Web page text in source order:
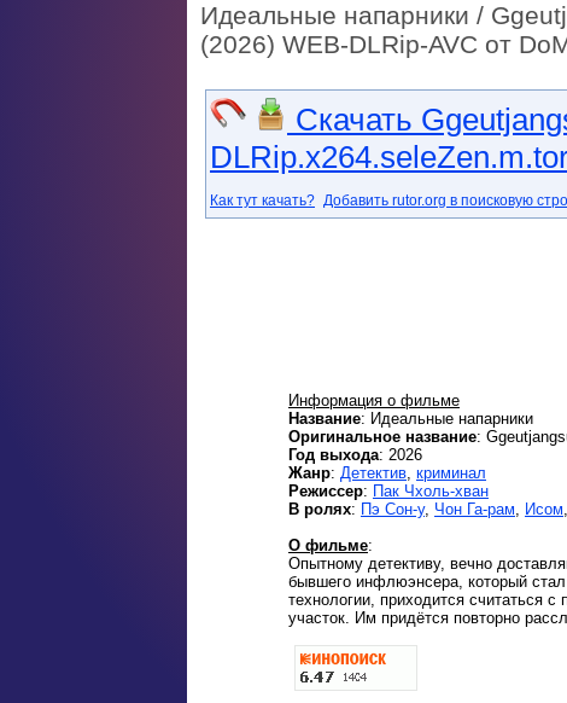
Идеальные напарники /
(2026) WEB-DLRip-AVC от
Скачать
Как тут качать? Добавить rutor.org в поисковую
Информация о фильме
Название: Идеальные напарники
Оригинальное название:
Год выхода: 2026
Жанр: Детектив, криминал
Режиссер: Пак Чхоль-хван
В ролях: Пэ Сон-у, Чон Га-рам, Исом,
О фильме:
Опытному детективу, вечно
бывшего инфлюэнсера, который
технологии, приходится считаться
участок. Им придётся повторно